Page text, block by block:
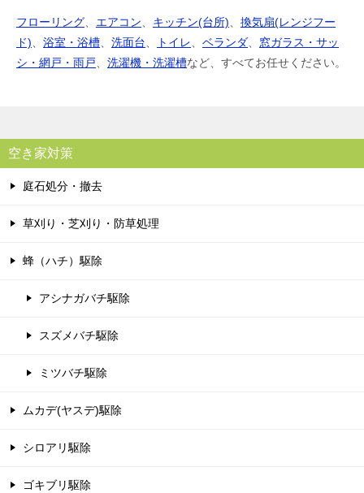
フローリング、 エアコン、 キッチン(台所)、 換気扇(レンジフー
ド)、 浴室・浴槽、 洗面台、 トイレ、 ベランダ、 窓ガラス・サッ
シ・網戸・雨戸、 洗濯機・洗濯槽など、すべてお任せください。
空き家対策
庭石処分・撤去
草刈り・芝刈り・防草処理
蜂（ハチ）駆除
アシナガバチ駆除
スズメバチ駆除
ミツバチ駆除
ムカデ(ヤスデ)駆除
シロアリ駆除
ゴキブリ駆除